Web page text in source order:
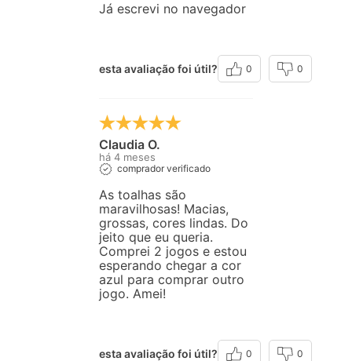
Já escrevi no navegador
esta avaliação foi útil? 0 0
Claudia O.
há 4 meses
comprador verificado
As toalhas são
maravilhosas! Macias,
grossas, cores lindas. Do
jeito que eu queria.
Comprei 2 jogos e estou
esperando chegar a cor
azul para comprar outro
jogo. Amei!
esta avaliação foi útil? 0 0